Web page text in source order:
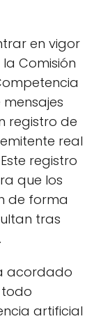
en vigor
Comisión
registro de
real
registro
que los
de forma
tras
acordado
artificial